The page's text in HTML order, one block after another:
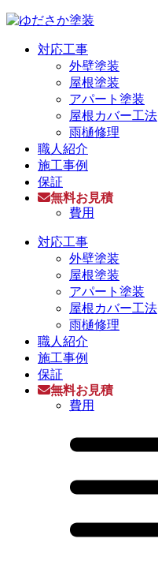
対応工事
外壁塗装
屋根塗装
アパート塗装
屋根カバー工法
雨樋修理
職人紹介
施工事例
保証
無料お見積
費用
対応工事
外壁塗装
屋根塗装
アパート塗装
屋根カバー工法
雨樋修理
職人紹介
施工事例
保証
無料お見積
費用